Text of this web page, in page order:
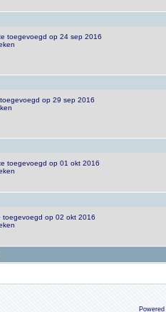
toegevoegd op 24 sep 2016
op 29 sep 2016
toegevoegd op 01 okt 2016
toegevoegd op 02 okt 2016